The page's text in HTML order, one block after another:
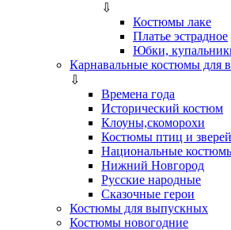
⇩
Костюмы лаке
Платье эстрадное
Юбки,
Карнавальные костюмы для
⇩
Времена года
Исторический костюм
Клоуны,скоморохи
Костюмы птиц и зверей
Национальные
Нижний Новгород
Русские народные
Сказочные герои
Костюмы для выпускных
Костюмы новогодние